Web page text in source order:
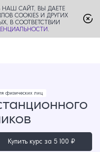
САЙТ, ВЫ ДАЕТЕ
COOKIES И ДРУГИХ
В СООТВЕТСТВИИ
.
физических лиц
Купить курс за 5 100 ₽